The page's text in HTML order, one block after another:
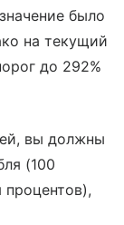
было
на текущий
до 292%
вы должны
(100
процентов),